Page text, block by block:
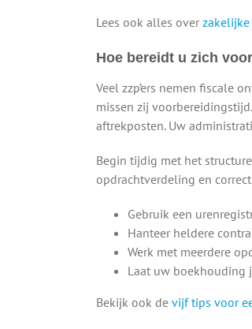
Lees ook alles over
Hoe bereidt u zich
Veel zzp’ers nemen fiscale
missen zij
aftrekposten. Uw
Begin tijdig met het
opdrachtverdeling en
Gebruik een
Hanteer heldere
Werk met meerdere
Laat uw boekhouding
Bekijk ook de vijf tips voor